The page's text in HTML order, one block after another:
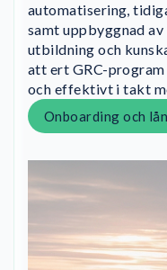
automatisering,
samt uppbyggnad
utbildning och
att ert GRC-
och effektivt i takt
Onboarding och